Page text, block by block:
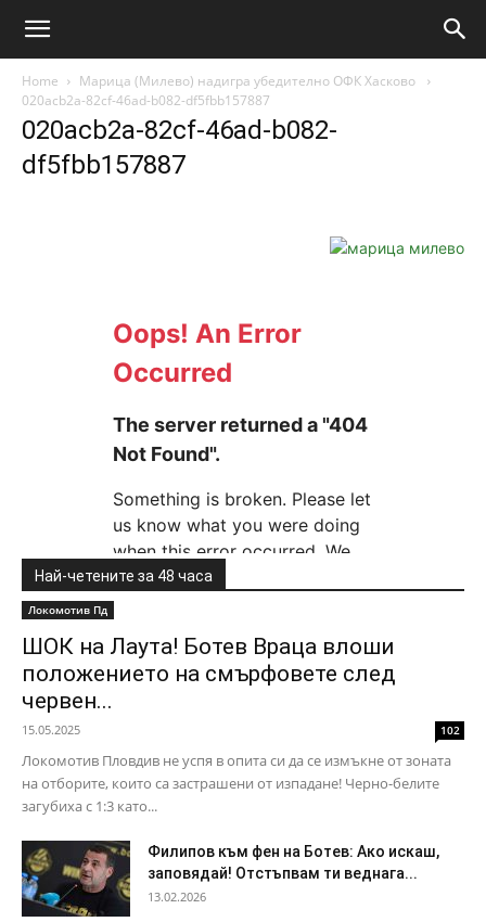
Home
Марица (Милево) надигра убедително ОФК Хасково
020acb2a-82cf-46ad-b082-df5fbb157887
020acb2a-82cf-46ad-b082-
df5fbb157887
Най-четените за 48 часа
Локомотив Пд
ШОК на Лаута! Ботев Враца влоши
положението на смърфовете след
червен...
15.05.2025 102
Локомотив Пловдив не успя в опита си да се измъкне от зоната
на отборите, които са застрашени от изпадане! Черно-белите
загубиха с 1:3 като...
Филипов към фен на Ботев: Ако искаш,
заповядай! Отстъпвам ти веднага...
13.02.2026